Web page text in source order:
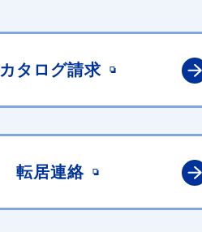
カタログ請求
転居連絡